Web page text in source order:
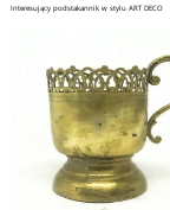
Interesujący podstakannik w stylu ART DECO